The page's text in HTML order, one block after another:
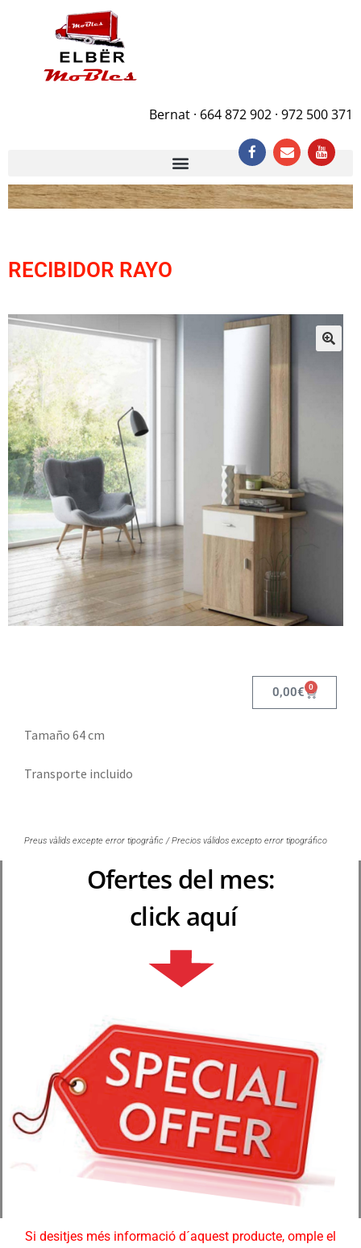
Bernat · 664 872 902 · 972 500 371
RECIBIDOR RAYO
0,00€ 0
Tamaño 64 cm
Transporte incluido
Preus vàlids excepte error tipogràfic / Precios válidos excepto error tipográfico
Ofertes del mes:
click aquí
Si desitjes més informació d´aquest producte, omple el